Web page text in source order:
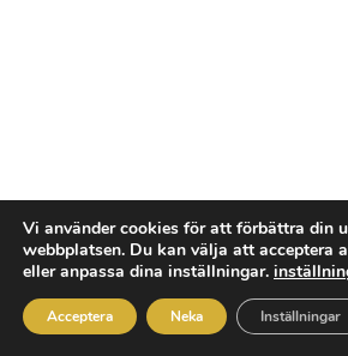
Rum
I vår nya
2 i
Vi använder cookies för att förbättra din
webbplatsen. Du kan välja att acceptera
eller anpassa dina inställningar.
Acceptera Neka Inställningar